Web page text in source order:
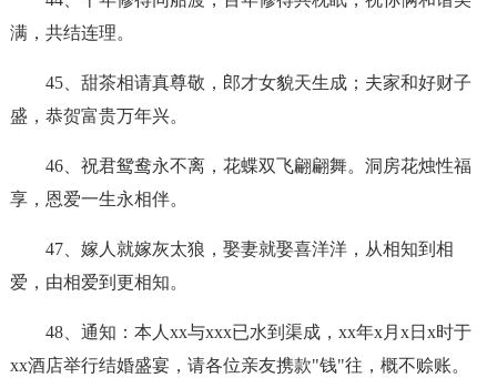
满，共结连理。
45、甜茶相请真尊敬，郎才女貌天生成；夫家和好财子
盛，恭贺富贵万年兴。
46、祝君鸳鸯永不离，花蝶双飞翩翩舞。洞房花烛性福
享，恩爱一生永相伴。
47、嫁人就嫁灰太狼，娶妻就娶喜洋洋，从相知到相
爱，由相爱到更相知。
48、通知：本人xx与xxx已水到渠成，xx年x月x日x时于
xx酒店举行结婚盛宴，请各位亲友携款"钱"往，概不赊账。